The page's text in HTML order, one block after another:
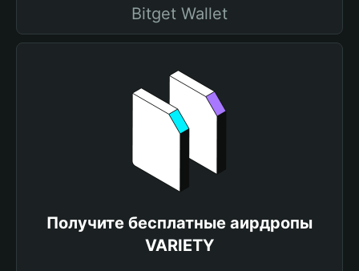
Bitget Wallet
Получите бесплатные аирдропы
VARIETY